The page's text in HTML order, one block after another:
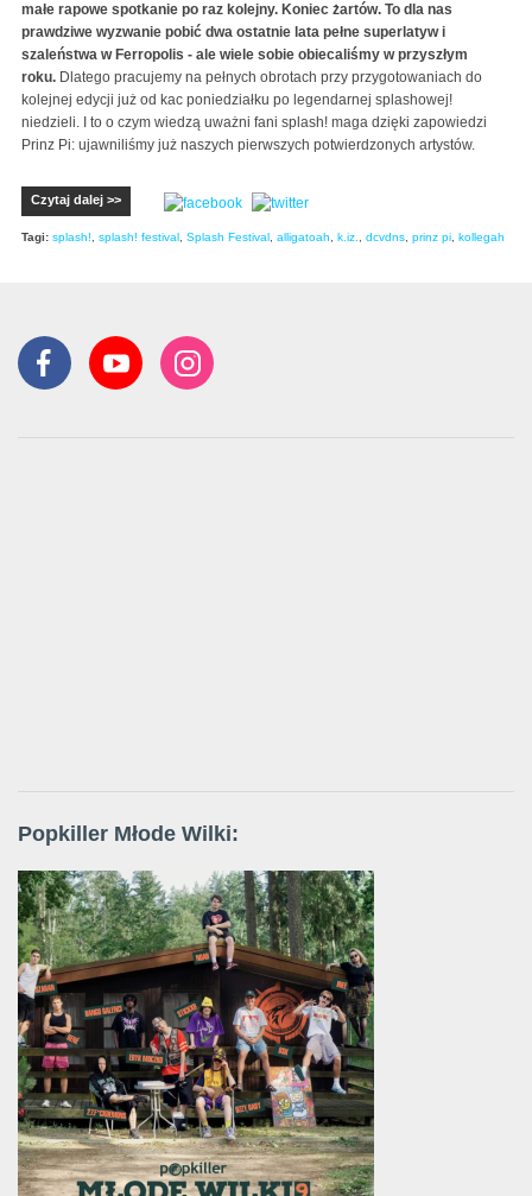
małe rapowe spotkanie po raz kolejny. Koniec żartów. To dla nas
prawdziwe wyzwanie pobić dwa ostatnie lata pełne superlatyw i
szaleństwa w Ferropolis - ale wiele sobie obiecaliśmy w przyszłym
roku. Dlatego pracujemy na pełnych obrotach przy przygotowaniach do
kolejnej edycji już od kac poniedziałku po legendarnej splashowej!
niedzieli. I to o czym wiedzą uważni fani splash! maga dzięki zapowiedzi
Prinz Pi: ujawniliśmy już naszych pierwszych potwierdzonych artystów.
Czytaj dalej >>
Tagi: splash! splash! festival Splash Festival alligatoah k.iz. dcvdns prinz pi kollegah
Popkiller Młode Wilki: